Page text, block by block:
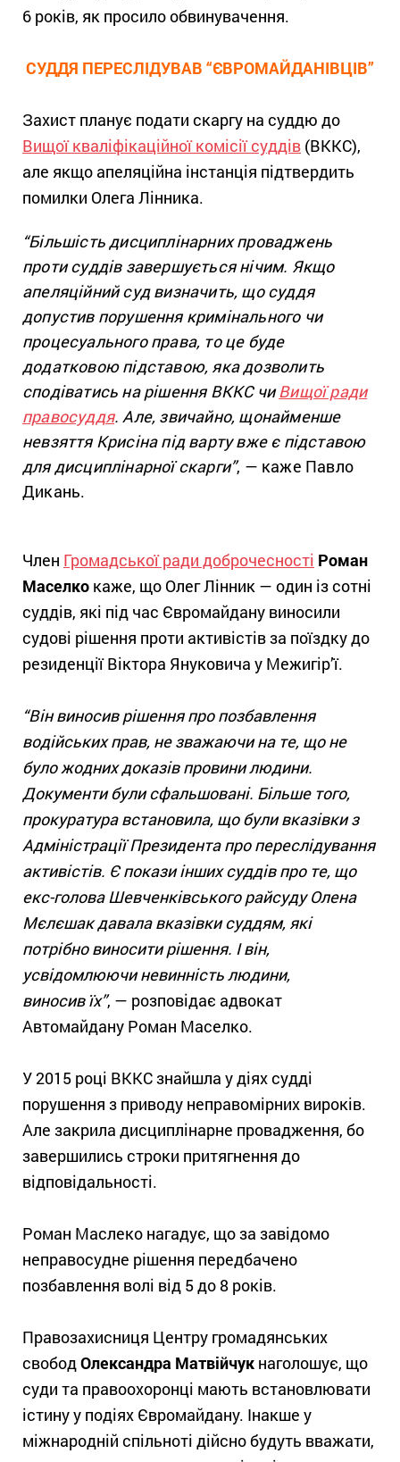
6 років, як просило обвинувачення.
СУДДЯ ПЕРЕСЛІДУВАВ “ЄВРОМАЙДАНІВЦІВ”
Захист планує подати скаргу на суддю до
Вищої кваліфікаційної комісії суддів (ВККС),
але якщо апеляційна інстанція підтвердить
помилки Олега Лінника.
“Більшість дисциплінарних проваджень
проти суддів завершується нічим. Якщо
апеляційний суд визначить, що суддя
допустив порушення кримінального чи
процесуального права, то це буде
додатковою підставою, яка дозволить
сподіватись на рішення ВККС чиВищої ради
правосуддя. Але, звичайно, щонайменше
невзяття Крисіна під варту вже є підставою
для дисциплінарної скарги”, — каже Павло
Дикань.
Член Громадської ради доброчесності Роман
Маселко каже, що Олег Лінник — один із сотні
суддів, які під час Євромайдану виносили
судові рішення проти активістів за поїздку до
резиденції Віктора Януковича у Межигір’ї.
“Він виносив рішення про позбавлення
водійських прав, не зважаючи на те, що не
було жодних доказів провини людини.
Документи були сфальшовані. Більше того,
прокуратура встановила, що були вказівки з
Адміністрації Президента про переслідування
активістів. Є покази інших суддів про те, що
екс-голова Шевченківського райсуду Олена
Мєлєшак давала вказівки суддям, які
потрібно виносити рішення. І він,
усвідомлюючи невинність людини,
виносив їх”, — розповідає адвокат
Автомайдану Роман Маселко.
У2015 році ВККС знайшла у діях судді
порушення з приводу неправомірних вироків.
Але закрила дисциплінарне провадження, бо
завершились строки притягнення до
відповідальності.
Роман Маслеко нагадує, що за завідомо
неправосудне рішення передбачено
позбавлення волі від 5 до 8 років.
Правозахисниця Центру громадянських
свободОлександра Матвійчук наголошує, що
суди та правоохоронці мають встановлювати
істину у подіях Євромайдану. Інакше у
міжнародній спільноті дійсно будуть вважати,